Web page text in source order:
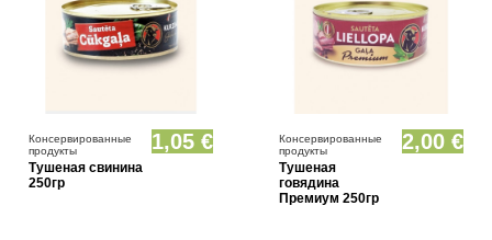
Консервированные
продукты
Тушеная свинина
250гр
1,05 €
Консервированные
продукты
Тушеная
говядина
Премиум 250гр
2,00 €